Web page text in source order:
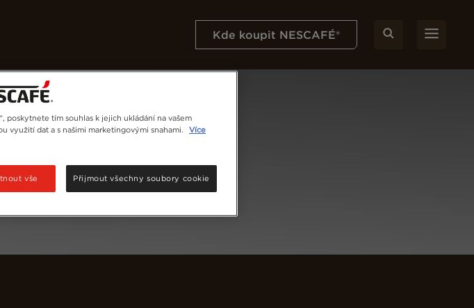
Kde koupit NESCAFÉ®
poskytnete tím souhlas k jejich ukládání na vašem
využití dat a s našimi marketingovými snahami.
Více
vše Přijmout všechny soubory cookie